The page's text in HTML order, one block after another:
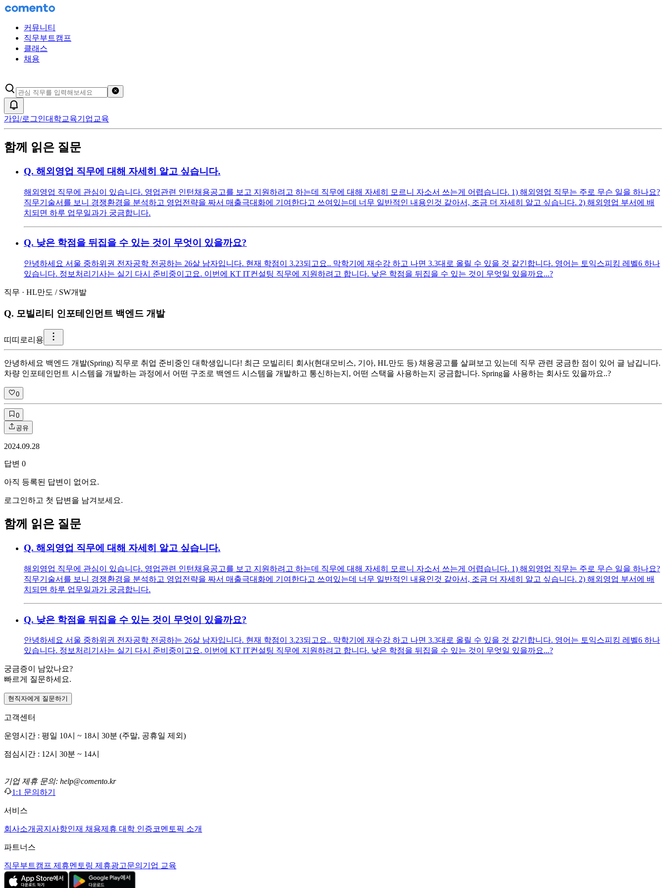
커뮤니티
직무부트캠프
클래스
채용
가입/로그인대학교육기업교육
함께 읽은 질문
Q. 해외영업 직무에 대해 자세히 알고 싶습니다.
해외영업 직무에 관심이 있습니다. 영업관련 인턴채용공고를 보고 지원하려고 하는데 직무에 대해 자세히 모르니 자소서 쓰는게 어렵습니다. 1) 해외영업 직무는 주로 무슨 일을 하나요?
직무기술서를 보니 경쟁환경을 분석하고 영업전략을 짜서 매출극대화에 기여한다고 쓰여있는데 너무 일반적인 내용인것 같아서, 조금 더 자세히 알고 싶습니다. 2) 해외영업 부서에 배
치되면 하루 업무일과가 궁금합니다.
Q. 낮은 학점을 뒤집을 수 있는 것이 무엇이 있을까요?
안녕하세요 서울 중하위권 전자공학 전공하는 26살 남자입니다. 현재 학점이 3.23되고요.. 막학기에 재수강 하고 나면 3.3대로 올릴 수 있을 것 같긴합니다. 영어는 토익스피킹 레벨6 하나
있습니다. 정보처리기사는 실기 다시 준비중이고요. 이번에 KT IT컨설팅 직무에 지원하려고 합니다. 낮은 학점을 뒤집을 수 있는 것이 무엇일 있을까요...?
직무 · HL만도 / SW개발
Q. 모빌리티 인포테인먼트 백엔드 개발
띠 띠로리용
안녕하세요 백엔드 개발(Spring) 직무로 취업 준비중인 대학생입니다! 최근 모빌리티 회사(현대모비스, 기아, HL만도 등) 채용공고를 살펴보고 있는데 직무 관련 궁금한 점이 있어 글 남깁니다.
차량 인포테인먼트 시스템을 개발하는 과정에서 어떤 구조로 백엔드 시스템을 개발하고 통신하는지, 어떤 스택을 사용하는지 궁금합니다. Spring을 사용하는 회사도 있을까요..?
0
0
공유
2024.09.28
답변 0
아직 등록된 답변이 없어요.
로그인하고 첫 답변을 남겨보세요.
함께 읽은 질문
Q. 해외영업 직무에 대해 자세히 알고 싶습니다.
해외영업 직무에 관심이 있습니다. 영업관련 인턴채용공고를 보고 지원하려고 하는데 직무에 대해 자세히 모르니 자소서 쓰는게 어렵습니다. 1) 해외영업 직무는 주로 무슨 일을 하나요?
직무기술서를 보니 경쟁환경을 분석하고 영업전략을 짜서 매출극대화에 기여한다고 쓰여있는데 너무 일반적인 내용인것 같아서, 조금 더 자세히 알고 싶습니다. 2) 해외영업 부서에 배
치되면 하루 업무일과가 궁금합니다.
Q. 낮은 학점을 뒤집을 수 있는 것이 무엇이 있을까요?
안녕하세요 서울 중하위권 전자공학 전공하는 26살 남자입니다. 현재 학점이 3.23되고요.. 막학기에 재수강 하고 나면 3.3대로 올릴 수 있을 것 같긴합니다. 영어는 토익스피킹 레벨6 하나
있습니다. 정보처리기사는 실기 다시 준비중이고요. 이번에 KT IT컨설팅 직무에 지원하려고 합니다. 낮은 학점을 뒤집을 수 있는 것이 무엇일 있을까요...?
궁금증이 남았나요?
빠르게 질문하세요.
현직자에게 질문하기
고객센터
운영시간 : 평일 10시 ~ 18시 30분 (주말, 공휴일 제외)
점심시간 : 12시 30분 ~ 14시
기업 제휴 문의: help@comento.kr
1:1 문의하기
서비스
회사소개 공지사항인재 채용제휴 대학 인증코멘토픽 소개
파트너스
직무부트캠프 제휴멘토링 제휴광고문의 기업 교육